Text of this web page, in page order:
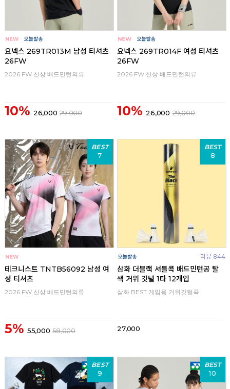
요넥스 269TR013M 남성 티셔츠
26FW
2026 FW 신상 배드민턴의류
10% 26,000 29,000
요넥스 269TR014F 여성 티셔츠
26FW
2026 FW 신상 배드민턴의류
10% 26,000 29,000
BEST
7
테크니스트 TNTB56092 남성 여
성 티셔츠
2026 FW 신상 배드민턴의류
5% 55,000 58,000
BEST
8
리뷰 844
삼화 더블랙 셔틀콕 배드민턴공 탈
색 거위 깃털 1타 12개입
삼화 BEST 게임용 거위깃털콕
27,000
BEST
9
BEST
10